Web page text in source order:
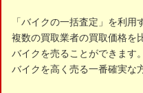
「バイクの一括査定」を利用
複数の買取業者の買取価格を
バイクを売ることができます。
バイクを高く売る一番確実な